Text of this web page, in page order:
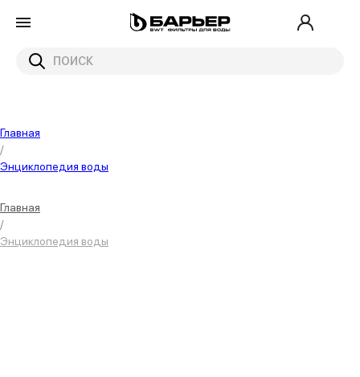
Главная
/
Энциклопедия воды
Главная
/
Энциклопедия воды